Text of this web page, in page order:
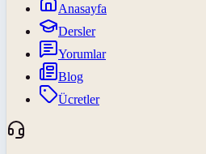
Anasayfa
Dersler
Yorumlar
Blog
Ücretler